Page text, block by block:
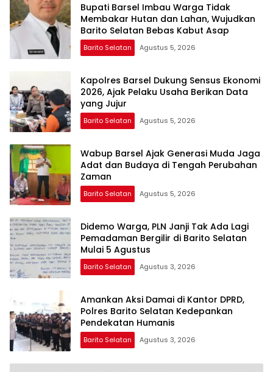
Bupati Barsel Imbau Warga Tidak
Membakar Hutan dan Lahan, Wujudkan
Barito Selatan Bebas Kabut Asap
Barito Selatan Agustus 5, 2026
Kapolres Barsel Dukung Sensus Ekonomi
2026, Ajak Pelaku Usaha Berikan Data
yang Jujur
Barito Selatan Agustus 5, 2026
Wabup Barsel Ajak Generasi Muda Jaga
Adat dan Budaya di Tengah Perubahan
Zaman
Barito Selatan Agustus 5, 2026
Didemo Warga, PLN Janji Tak Ada Lagi
Pemadaman Bergilir di Barito Selatan
Mulai 5 Agustus
Barito Selatan Agustus 3, 2026
Amankan Aksi Damai di Kantor DPRD,
Polres Barito Selatan Kedepankan
Pendekatan Humanis
Barito Selatan Agustus 3, 2026